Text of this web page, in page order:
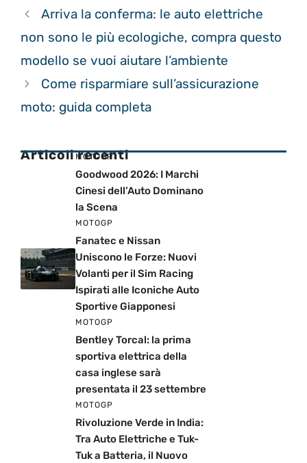
Arriva la conferma: le auto elettriche
non sono le più ecologiche, compra questo
modello se vuoi aiutare l’ambiente
Come risparmiare sull’assicurazione
moto: guida completa
Articoli recenti
MOTOGP
Goodwood 2026: I Marchi
Cinesi dell’Auto Dominano
la Scena
MOTOGP
Fanatec e Nissan
Uniscono le Forze: Nuovi
Volanti per il Sim Racing
Ispirati alle Iconiche Auto
Sportive Giapponesi
MOTOGP
Bentley Torcal: la prima
sportiva elettrica della
casa inglese sarà
presentata il 23 settembre
MOTOGP
Rivoluzione Verde in India:
Tra Auto Elettriche e Tuk-
Tuk a Batteria, il Nuovo